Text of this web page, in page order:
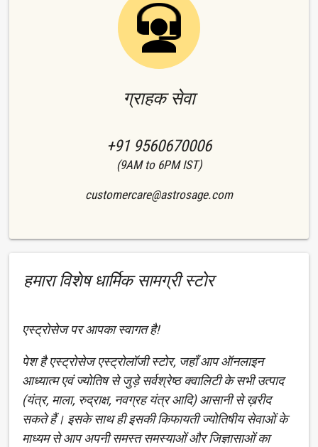
ग्राहक सेवा
+91 9560670006
(9AM to 6PM IST)
customercare@astrosage.com
हमारा विशेष धार्मिक सामग्री स्टोर
एस्ट्रोसेज पर आपका स्वागत है!
पेश है एस्ट्रोसेज एस्ट्रोलॉजी स्टोर, जहाँ आप ऑनलाइन
आध्यात्म एवं ज्योतिष से जुड़े सर्वश्रेष्ठ क्वालिटी के सभी उत्पाद
(यंत्र, माला, रुद्राक्ष, नवग्रह यंत्र आदि) आसानी से ख़रीद
सकते हैं। इसके साथ ही इसकी किफायती ज्योतिषीय सेवाओं के
माध्यम से आप अपनी समस्त समस्याओं और जिज्ञासाओं का